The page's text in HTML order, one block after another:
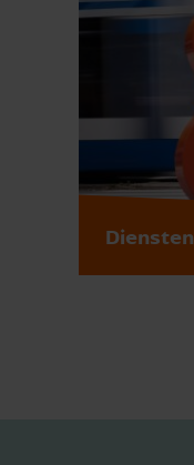
Diensten